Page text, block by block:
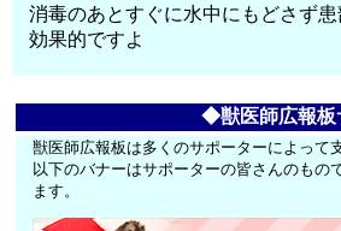
消毒のあとすぐに水中にもどさず
効果的ですよ
◆獣医師広報
獣医師広報板は多くのサポーターによって
以下のバナーはサポーターの皆さんのも
ます。